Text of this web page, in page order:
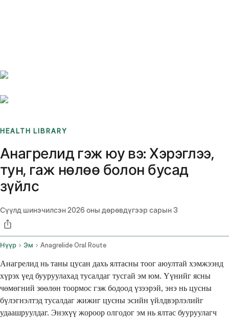
HEALTH LIBRARY
Анагрелид гэж юу вэ: Хэрэглээ,
тун, гаж нөлөө болон бусад
зүйлс
Сүүлд шинэчилсэн2026 оны дөрөвдүгээр сарын 3
Нүүр Эм Anagrelide Oral Route
Анагрелид нь таны цусан дахь ялтасны тоог аюултай хэмжээнд
хүрэх үед бууруулахад тусалдаг тусгай эм юм. Үүнийг ясны
чөмөгний зөөлөн тоормос гэж бодоод үзээрэй, энэ нь цусны
бүлэгнэлтэд тусалдаг жижиг цусны эсийн үйлдвэрлэлийг
удаашруулдаг. Энэхүү жороор олгодог эм нь ялтас бууруулагч